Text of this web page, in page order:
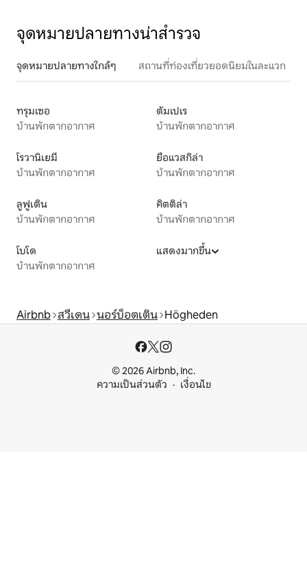
จุดหมายปลายทางน่าสำรวจ
จุดหมายปลายทางใกล้ๆ สถานที่ท่องเที่ยวยอดนิยมในละแวก
ทรุมเซอ
บ้านพักตากอากาศ
ตัมเปเร
บ้านพักตากอากาศ
โรวานิเยมี
บ้านพักตากอากาศ
ยือแวสกิล่า
บ้านพักตากอากาศ
ลูฟูเติน
บ้านพักตากอากาศ
คิตติล่า
บ้านพักตากอากาศ
โบโด
บ้านพักตากอากาศ
แสดงมากขึ้น
Airbnb สวีเดน นอร์บ็อตเติน Högheden
© 2026 Airbnb, Inc.
ความเป็นส่วนตัว
เงื่อนไข